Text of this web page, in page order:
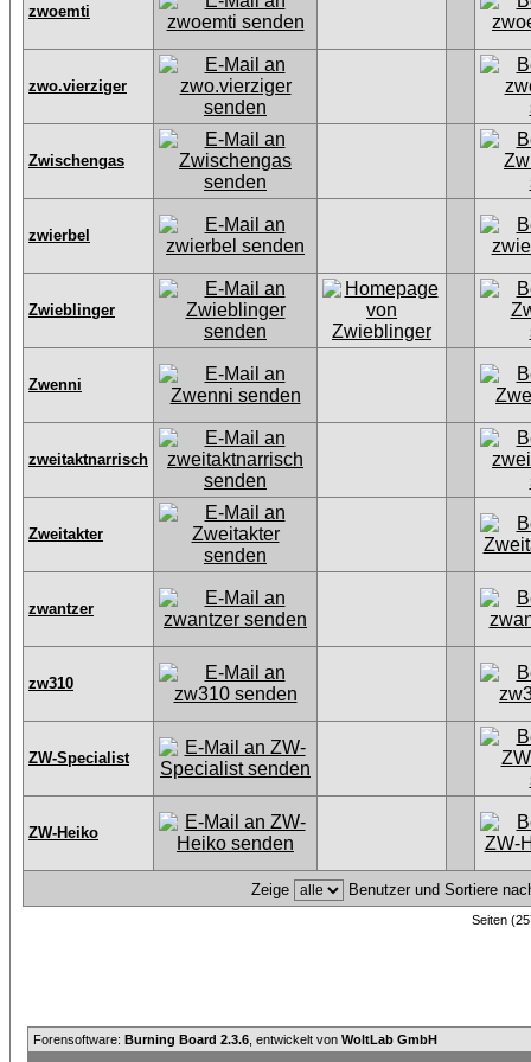
zwoemti
zwo.vierziger
Zwischengas
zwierbel
Zwieblinger
Zwenni
zweitaktnarrisch
Zweitakter
zwantzer
zw310
ZW-Specialist
ZW-Heiko
Zeige Benutzer und Sortiere
Seiten
Forensoftware: Burning Board 2.3.6 , entwickelt von WoltLab GmbH